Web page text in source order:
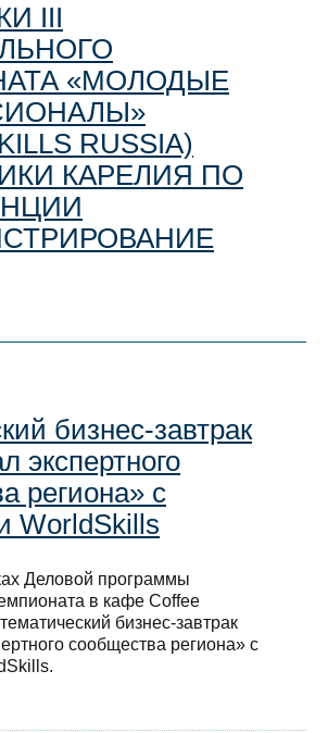
III
«МОЛОДЫЕ
RUSSIA)
КАРЕЛИЯ ПО
бизнес-завтрак
экспертного
региона» с
WorldSkills
Деловой программы
в кафе Coffee
бизнес-завтрак
сообщества региона» с